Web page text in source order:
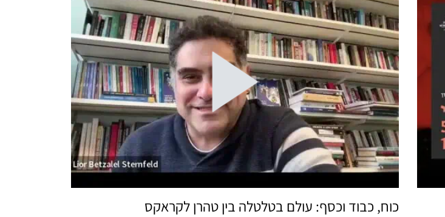
כוח, כבוד וכסף: עולם בטלטלה בין טהרן לקראקס